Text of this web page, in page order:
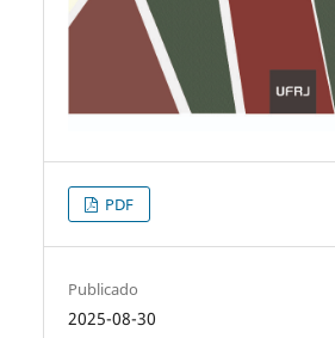
PDF
Publicado
2025-08-30